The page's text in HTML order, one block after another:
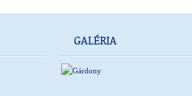
GALÉRIA